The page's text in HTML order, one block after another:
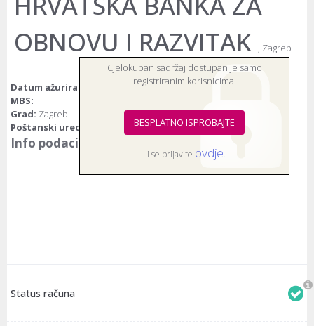
OBNOVU I RAZVITAK , Zagreb
Datum ažuriranja:
18.10.2014.
MBS:
Grad: Zagreb
Poštanski ured:
10000 Zagreb
Info podaci
Cjelokupan sadržaj dostupan je samo
registriranim korisnicima.
BESPLATNO ISPROBAJTE
Ili se prijavite ovdje.
Status računa